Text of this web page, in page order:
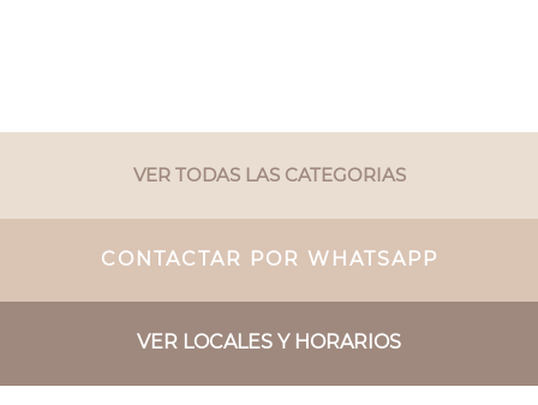
VER TODAS LAS CATEGORIAS
CONTACTAR POR WHATSAPP
VER LOCALES Y HORARIOS